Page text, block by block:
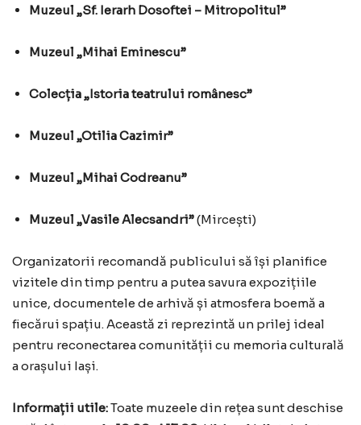
Muzeul „Sf. Ierarh Dosoftei – Mitropolitul”
Muzeul „Mihai Eminescu”
Colecția „Istoria teatrului românesc”
Muzeul „Otilia Cazimir”
Muzeul „Mihai Codreanu”
Muzeul „Vasile Alecsandri”(Mircești)
Organizatorii recomandă publicului să își planifice
vizitele din timp pentru a putea savura expozițiile
unice, documentele de arhivă și atmosfera boemă a
fiecărui spațiu. Această zi reprezintă un prilej ideal
pentru reconectarea comunității cu memoria culturală
a orașului Iași.
Informații utile:Toate muzeele din rețea sunt deschise